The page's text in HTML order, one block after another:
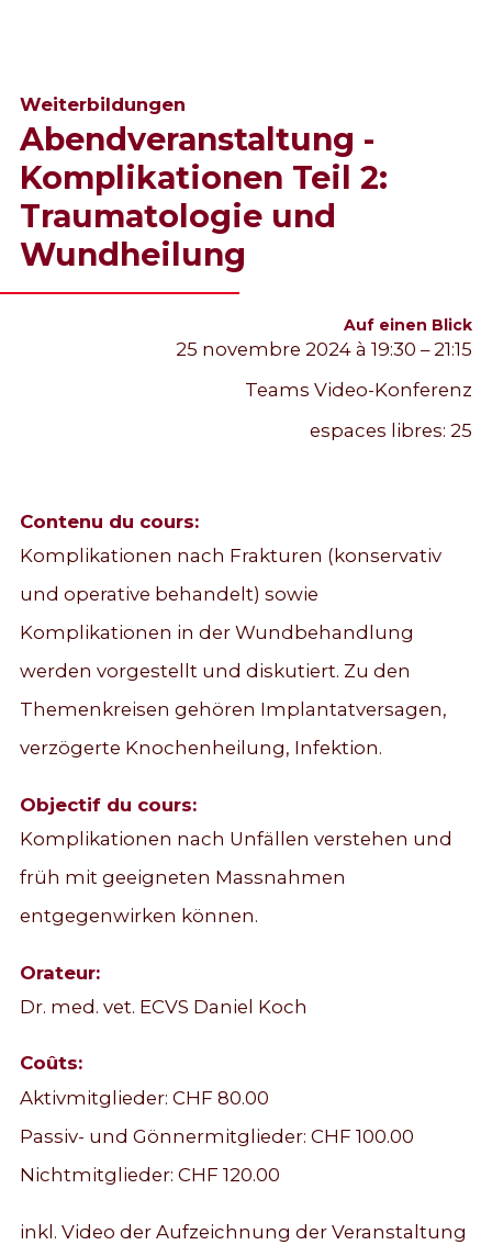
Weiterbildungen
Abendveranstaltung -
Komplikationen Teil 2:
Traumatologie und
Wundheilung
Auf einen Blick
25 novembre 2024 à 19:30 – 21:15
Teams Video-Konferenz
espaces libres:25
Contenu du cours:
Komplikationen nach Frakturen (konservativ
und operative behandelt) sowie
Komplikationen in der Wundbehandlung
werden vorgestellt und diskutiert. Zu den
Themenkreisen gehören Implantatversagen,
verzögerte Knochenheilung, Infektion.
Objectif du cours:
Komplikationen nach Unfällen verstehen und
früh mit geeigneten Massnahmen
entgegenwirken können.
Orateur:
Dr. med. vet. ECVS Daniel Koch
Coûts:
Aktivmitglieder: CHF 80.00
Passiv- und Gönnermitglieder: CHF 100.00
Nichtmitglieder: CHF 120.00
inkl. Video der Aufzeichnung der Veranstaltung